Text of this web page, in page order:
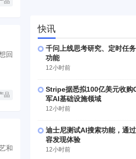
回
品
和
快讯
千问上线思考研究、定时任
功能
12小时前
Stripe据悉拟100亿美元收
军AI基础设施领域
12小时前
迪士尼测试AI搜索功能，通
容发现体验
12小时前